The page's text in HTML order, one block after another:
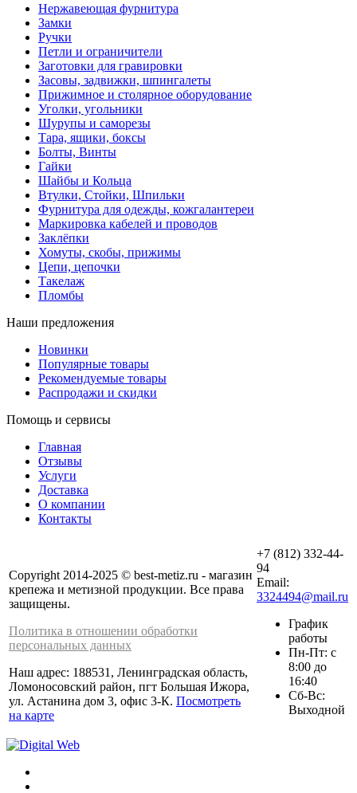
Нержавеющая фурнитура
Замки
Ручки
Петли и ограничители
Заготовки для гравировки
Засовы, задвижки, шпингалеты
Прижимное и столярное оборудование
Уголки, угольники
Шурупы и саморезы
Тара, ящики, боксы
Болты, Винты
Гайки
Шайбы и Кольца
Втулки, Стойки, Шпильки
Фурнитура для одежды, кожгалантереи
Маркировка кабелей и проводов
Заклёпки
Хомуты, скобы, прижимы
Цепи, цепочки
Такелаж
Пломбы
Наши предложения
Новинки
Популярные товары
Рекомендуемые товары
Распродажи и скидки
Помощь и сервисы
Главная
Отзывы
Услуги
Доставка
О компании
Контакты
Copyright 2014-2025 © best-metiz.ru - магазин
крепежа и метизной продукции. Все права
защищены.
Политика в отношении обработки
персональных данных
Наш адрес: 188531, Ленинградская область,
Ломоносовский район, пгт Большая Ижора,
ул. Астанина дом 3, офис 3-К. Посмотреть
на карте
+7 (812) 332-44-
94
Email:
3324494@mail.ru
График
работы
Пн-Пт: с
8:00 до
16:40
Сб-Вс:
Выходной